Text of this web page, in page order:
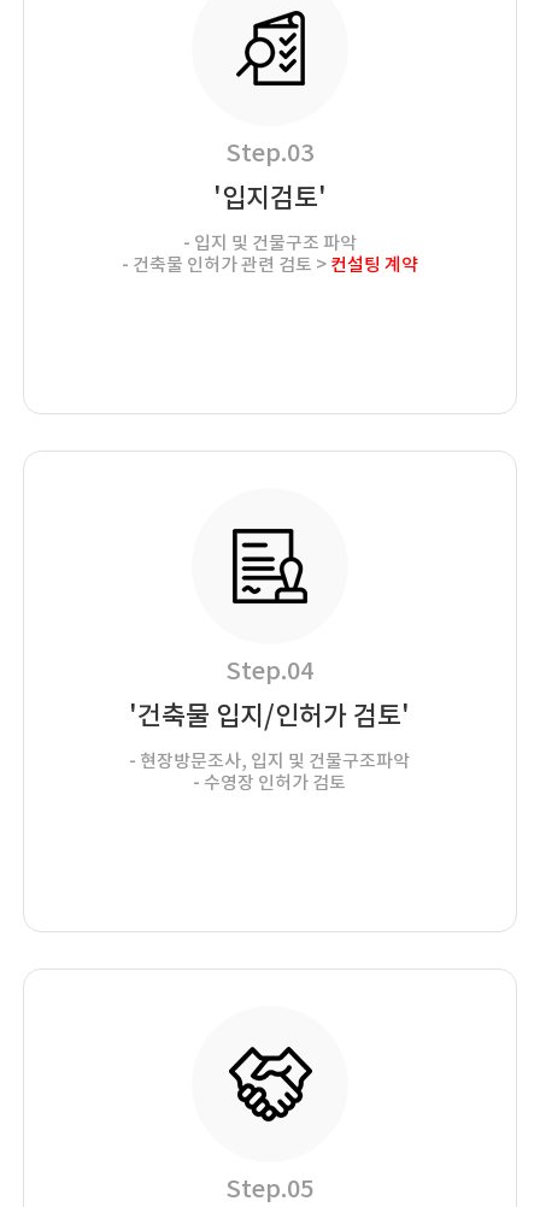
Step.03
'입지검토'
- 입지 및 건물구조 파악
- 건축물 인허가 관련 검토 > 컨설팅 계약
Step.04
'건축물 입지/인허가 검토'
- 현장방문조사, 입지 및 건물구조파악
- 수영장 인허가 검토
Step.05